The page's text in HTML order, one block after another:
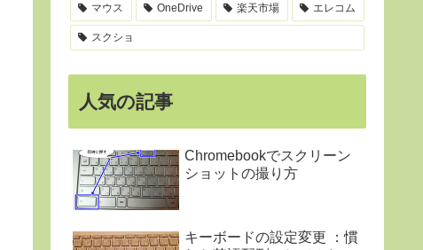
マウス OneDrive 楽天市場 エレコム
スクショ
人気の記事
Chromebookでスクリーン
ショットの撮り方
キーボードの設定変更 ：慣